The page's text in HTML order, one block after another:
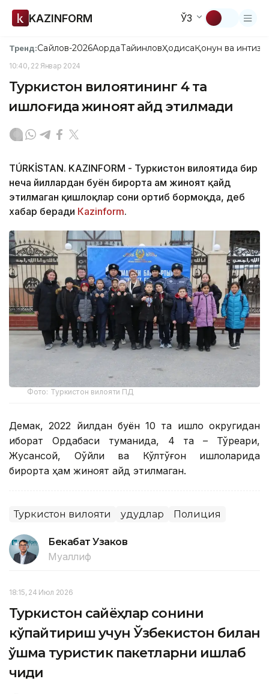
KAZINFORM ЎЗ
Тренд:Сайлов-2026АқордаТайинловҲодисаҚонун ва
10:40, 22 Январ 2024
Туркистон вилоятининг 4 та
қишлоғида жиноят қайд этилмади
TÚRKİSTAN. KAZINFORM - Туркистон вилоятида бир
неча йиллардан буён бирорта ҳам жиноят қайд
этилмаган қишлоқлар сони ортиб бормоқда, деб
хабар беради Каzinform.
Фото: Туркистон вилояти ПД
Демак, 2022 йилдан буён 10 та қишлоқ округидан
иборат Ордабаси туманида, 4 та – Тўреариқ,
Жусансой, Оққўйли ва Кўлтўғон қишлоқларида
бирорта ҳам жиноят қайд этилмаган.
Туркистон вилояти Ҳудудлар Полиция
Бекабат Узаков
Муаллиф
18:15, 24 Июл 2026
Туркистон сайёҳлар сонини
кўпайтириш учун Ўзбекистон билан
қўшма туристик пакетларни ишлаб
чиқди